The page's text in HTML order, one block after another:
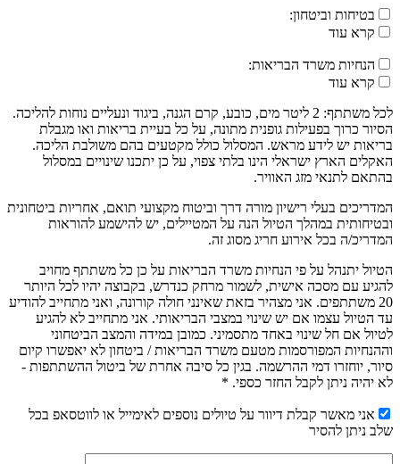
בטיחות וביטחון:
קרא עוד
הנחיות משרד הבריאות:
קרא עוד
לכל משתתף: 2 ליטר מים, כובע, קרם הגנה, ביגוד ונעליים נוחות להליכה.
הסיור כרוך בפעילות גופנית מתונה, על כל בעיית בריאות ואו מגבלת
בריאות יש לידע מראש. המסלול כולל מקטעים בהם משולבת הליכה.
האקלים הארץ ישראלי הינו בלתי צפוי, על כן יתכנו שינויים במסלול
בהתאם לתנאי מזג האוויר.
המדריכים בעלי רישיון מורה דרך וביטוח מקצועי תואם, אחריות ביטחונית
ובטיחותית במהלך הטיול הנה על המטיילים, יש להישמע להוראות
המדריכ/ה בכל אירוע חריג מסוג זה.
הטיול יתנהל על פי הנחיות משרד הבריאות על כן כל משתתף מחויב
להגיע עם מסכה אישית, לשמור מרחק כנדרש, בקבוצה יהיו לכל היותר
20 משתתפים. אני מצהיר בזאת שאינני חולה קורונה, ואני מתחייב להודיע
עד הטיול עצמו אם יש שינוי במצבי הבריאותי. אני מתחייב לא להגיע
לטיול אם חל שינוי באחד מתסמיני. כמובן במידה והמצב הביטחוני
וההנחיות המפורסמות מטעם משרד הבריאות / ביטחון לא יאפשרו קיום
סיור, יוחזרו דמי ההרשמה. בגין כל סיבה אחרת של ביטול ההשתתפות -
לא יהיה ניתן לקבל החזר כספי. *
אני מאשר קבלת דיוור על טיולים נוספים לאימייל או לווטסאפ בכל
שלב ניתן להסיר